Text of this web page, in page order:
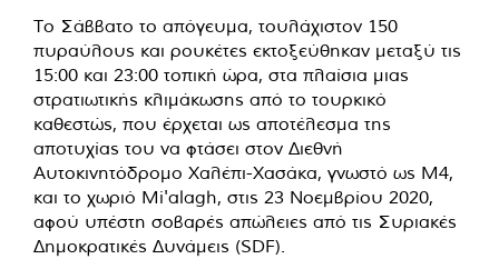
Το Σάββατο το απόγευμα, τουλάχιστον 150
πυραύλους και ρουκέτες εκτοξεύθηκαν μεταξύ τις
15:00 και 23:00 τοπική ώρα, στα πλαίσια μιας
στρατιωτικής κλιμάκωσης από το τουρκικό
καθεστώς, που έρχεται ως αποτέλεσμα της
αποτυχίας του να φτάσει στον Διεθνή
Αυτοκινητόδρομο Χαλέπι-Χασάκα, γνωστό ως M4,
και το χωριό Mi'alagh, στις 23 Νοεμβρίου 2020,
αφού υπέστη σοβαρές απώλειες από τις Συριακές
Δημοκρατικές Δυνάμεις (SDF).